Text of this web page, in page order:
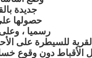
جديدة
حصولها
رسميا ،
للسيطرة على